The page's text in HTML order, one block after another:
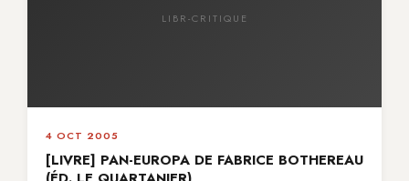
LIBR-CRITIQUE
4 OCT 2005
[LIVRE] PAN-EUROPA DE FABRICE BOTHEREAU